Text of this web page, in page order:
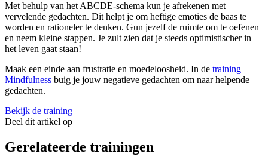
Met behulp van het ABCDE-schema kun je afrekenen met
vervelende gedachten. Dit helpt je om heftige emoties de baas te
worden en rationeler te denken. Gun jezelf de ruimte om te oefenen
en neem kleine stappen. Je zult zien dat je steeds optimistischer in
het leven gaat staan!
Maak een einde aan frustratie en moedeloosheid. In de training
Mindfulness buig je jouw negatieve gedachten om naar helpende
gedachten.
Bekijk de training
Deel dit artikel op
Gerelateerde trainingen